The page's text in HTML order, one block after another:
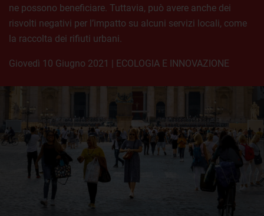
ne possono beneficiare. Tuttavia, può avere anche dei
risvolti negativi per l’impatto su alcuni servizi locali, come
la raccolta dei rifiuti urbani.
giovedì 10 Giugno 2021 | ECOLOGIA E INNOVAZIONE